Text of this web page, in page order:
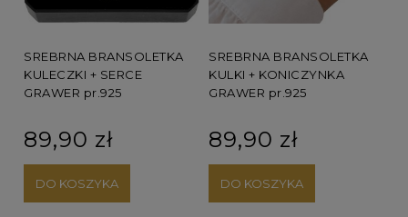
SREBRNA BRANSOLETKA
KULECZKI + SERCE
GRAWER pr.925
89,90 zł
DO KOSZYKA
SREBRNA BRANSOLETKA
KULKI + KONICZYNKA
GRAWER pr.925
89,90 zł
DO KOSZYKA